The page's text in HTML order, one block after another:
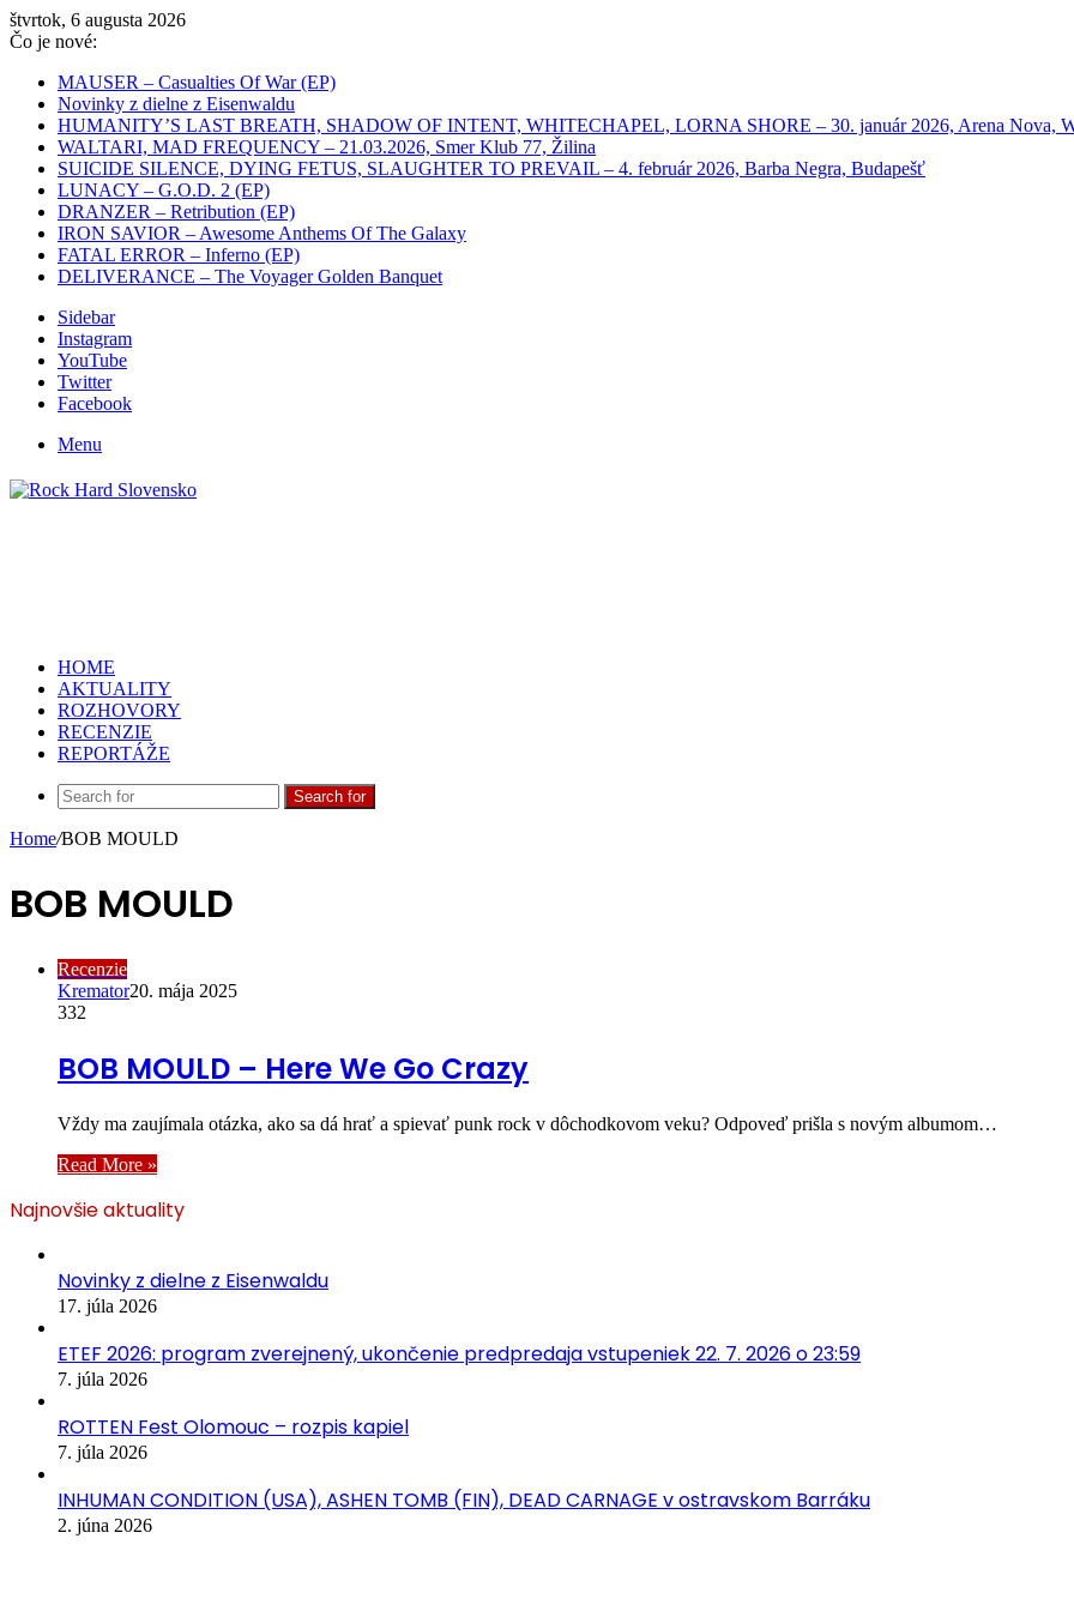
štvrtok, 6 augusta 2026
Čo je nové:
MAUSER – Casualties Of War (EP)
Novinky z dielne z Eisenwaldu
HUMANITY’S LAST BREATH, SHADOW OF INTENT, WHITECHAPEL, LORNA SHORE – 30. január 2026, Arena Nova,
WALTARI, MAD FREQUENCY – 21.03.2026, Smer Klub 77, Žilina
SUICIDE SILENCE, DYING FETUS, SLAUGHTER TO PREVAIL – 4. február 2026, Barba Negra, Budapešť
LUNACY – G.O.D. 2 (EP)
DRANZER – Retribution (EP)
IRON SAVIOR – Awesome Anthems Of The Galaxy
FATAL ERROR – Inferno (EP)
DELIVERANCE – The Voyager Golden Banquet
Sidebar
Instagram
YouTube
Twitter
Facebook
Menu
HOME
AKTUALITY
ROZHOVORY
RECENZIE
REPORTÁŽE
Search for
Home/BOB MOULD
BOB MOULD
Recenzie
Kremator20. mája 2025
332
BOB MOULD – Here We Go Crazy
Vždy ma zaujímala otázka, ako sa dá hrať a spievať punk rock v dôchodkovom veku? Odpoveď prišla s novým albumom…
Read More »
Najnovšie aktuality
Novinky z dielne z Eisenwaldu
17. júla 2026
ETEF 2026: program zverejnený, ukončenie predpredaja vstupeniek 22. 7. 2026 o 23:59
7. júla 2026
ROTTEN Fest Olomouc – rozpis kapiel
7. júla 2026
INHUMAN CONDITION (USA), ASHEN TOMB (FIN), DEAD CARNAGE v ostravskom Barráku
2. júna 2026